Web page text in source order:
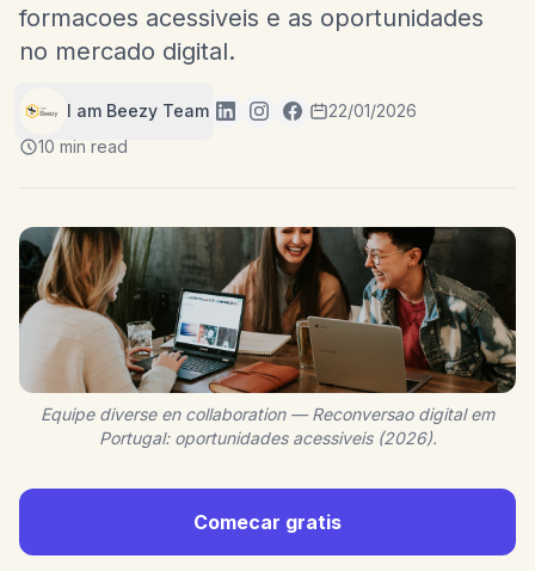
formacoes acessiveis e as oportunidades
no mercado digital.
I am Beezy Team
22/01/2026
10 min read
Equipe diverse en collaboration — Reconversao digital em
Portugal: oportunidades acessiveis (2026).
Comecar gratis